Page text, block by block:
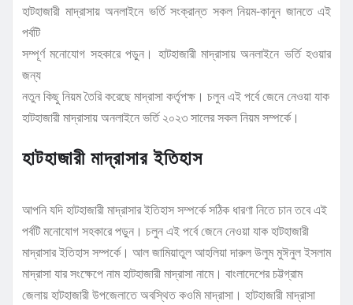
হাটহাজারী মাদ্রাসায় অনলাইনে ভর্তি সংক্রান্ত সকল নিয়ম-কানুন জানতে এই
পর্বটি
সম্পূর্ণ মনোযোগ সহকারে পড়ুন। হাটহাজারী মাদ্রাসায় অনলাইনে ভর্তি হওয়ার
জন্য
নতুন কিছু নিয়ম তৈরি করেছে মাদ্রাসা কর্তৃপক্ষ। চলুন এই পর্বে জেনে নেওয়া যাক
হাটহাজারী মাদ্রাসায় অনলাইনে ভর্তি ২০২৩ সালের সকল নিয়ম সম্পর্কে।
হাটহাজারী মাদ্রাসার ইতিহাস
আপনি যদি হাটহাজারী মাদ্রাসার ইতিহাস সম্পর্কে সঠিক ধারণা নিতে চান তবে এই
পর্বটি মনোযোগ সহকারে পড়ুন। চলুন এই পর্বে জেনে নেওয়া যাক হাটহাজারী
মাদ্রাসার ইতিহাস সম্পর্কে। আল জামিয়াতুল আহলিয়া দারুল উলুম মুঈনুল ইসলাম
মাদ্রাসা যার সংক্ষেপে নাম হাটহাজারী মাদ্রাসা নামে। বাংলাদেশের চট্টগ্রাম
জেলায় হাটহাজারী উপজেলাতে অবস্থিত কওমি মাদ্রাসা। হাটহাজারী মাদ্রাসা